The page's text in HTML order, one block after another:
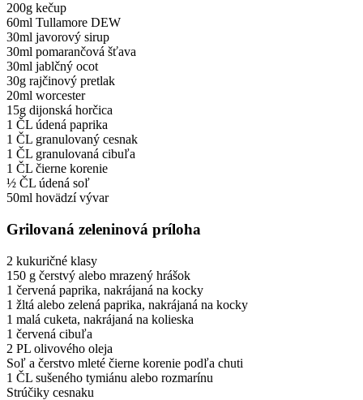
200g kečup
60ml Tullamore DEW
30ml javorový sirup
30ml pomarančová šťava
30ml jablčný ocot
30g rajčinový pretlak
20ml worcester
15g dijonská horčica
1 ČL údená paprika
1 ČL granulovaný cesnak
1 ČL granulovaná cibuľa
1 ČL čierne korenie
½ ČL údená soľ
50ml hovädzí vývar
Grilovaná zeleninová príloha
2 kukuričné klasy
150 g čerstvý alebo mrazený hrášok
1 červená paprika, nakrájaná na kocky
1 žltá alebo zelená paprika, nakrájaná na kocky
1 malá cuketa, nakrájaná na kolieska
1 červená cibuľa
2 PL olivového oleja
Soľ a čerstvo mleté čierne korenie podľa chuti
1 ČL sušeného tymiánu alebo rozmarínu
Strúčiky cesnaku